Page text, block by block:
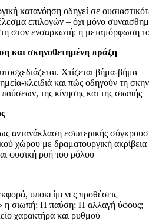
κατανόηση οδηγεί σε
επιλογών – όχι μόνο
στον ενσαρκωτή: η μεταμόρφωση
και σκηνοθετημένη πράξη
Χτίζεται βήμα-βήμα
κλειδιά και πώς οδηγούν τη
της κίνησης και της σιωπής
αντανάκλαση εσωτερικής
χώρου με δραματουργική ακρίβεια
φυσική ροή του ρόλου
υποκείμενες προθέσεις
η σιωπή; Η παύση; Η αλλαγή ύφους;
χαρακτήρα και ρυθμού